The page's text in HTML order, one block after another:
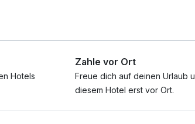
vom Hotel Infomaterial zur Planung sowie
genießen können. Entfliehen Sie dem
Nutzung des Fitnessbereichs, Nutzung des
Hotels
Zahle vor Ort
Freue dich auf deinen Urlaub
diesem Hotel erst vor Ort.